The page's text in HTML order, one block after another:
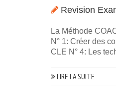
Revision
La Méthode
N° 1: Créer des
CLE N° 4: Les
LIRE LA SUITE